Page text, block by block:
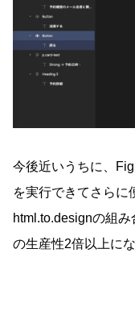
今後近いうちに、
を実行できてさらに
html.to.designの組
の生産性2倍以上に